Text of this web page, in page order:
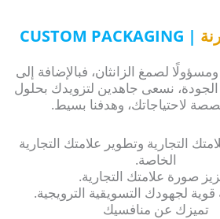
| CUSTOM PACKAGING
لصمغ الزانثان، فبالإضافة إلى
الجودة، نسعى جاهدين لتزويدك بحلول
لاحتياجاتك، وهدفنا بسيط.
التجارية وتطوير علامتك التجارية
الخاصة.
صورة علامتك التجارية.
لجهودك التسويقية الترويجية.
تميزك عن منافسيك